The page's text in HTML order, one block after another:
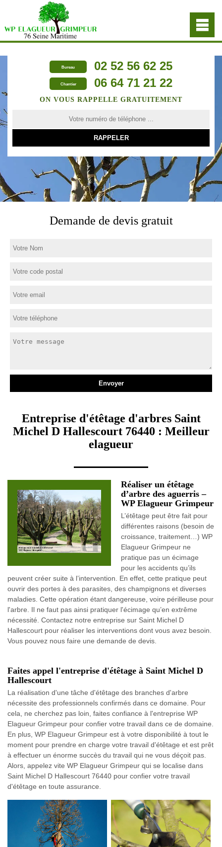
Bureau 02 52 56 62 25
Chantier 06 64 71 21 22
ON VOUS RAPPELLE GRATUITEMENT
Demande de devis gratuit
Entreprise d'étêtage d'arbres Saint
Michel D Hallescourt 76440 : Meilleur
elagueur
Réaliser un étêtage
d’arbre des aguerris –
WP Elagueur Grimpeur
L’étêtage peut être fait pour
différentes raisons (besoin de
croissance, traitement…) WP
Elagueur Grimpeur ne
pratique pas un écimage
pour les accidents qu’ils
peuvent créer suite à l’intervention. En effet, cette pratique peut
ouvrir des portes à des parasites, des champignons et diverses
maladies. Cette opération étant dangereuse, voire périlleuse pour
l'arbre. Il ne faut pas ainsi pratiquer l'écimage qu’en extrême
nécessité. Contactez notre entreprise sur Saint Michel D
Hallescourt pour réaliser les interventions dont vous avez besoin.
Vous pouvez nous faire une demande de devis.
Faites appel l'entreprise d'étêtage à Saint Michel D
Hallescourt
La réalisation d'une tâche d'étêtage des branches d'arbre
nécessite des professionnels confirmés dans ce domaine. Pour
cela, ne cherchez pas loin, faites confiance à l'entreprise WP
Elagueur Grimpeur pour confier votre travail dans ce de domaine.
En plus, WP Elagueur Grimpeur est à votre disponibilité à tout le
moment pour prendre en charge votre travail d'étêtage et est prêt
à effectuer un énorme succès du travail qui ne vous déçoit pas.
Alors, appelez vite WP Elagueur Grimpeur qui se localise dans
Saint Michel D Hallescourt 76440 pour confier votre travail
d'étêtage en toute assurance.